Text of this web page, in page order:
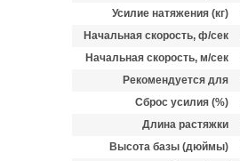
Усилие натяжения (кг)
Начальная скорость, ф/сек
Начальная скорость, м/сек
Рекомендуется для
Сброс усилия (%)
Длина растяжки
Высота базы (дюймы)